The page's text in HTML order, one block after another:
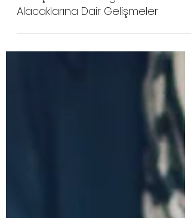
OHAL İlan Edilen İllerde Kamu İhale
Süreçlerine ve Bölgedeki Kamu
Alacaklarına Dair Gelişmeler